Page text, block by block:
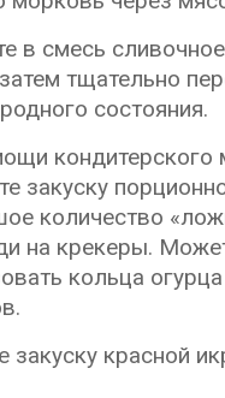
в смесь
тщательно
состояния.
кондитерского
закуску
количество
на крекеры.
кольца
закуску красной